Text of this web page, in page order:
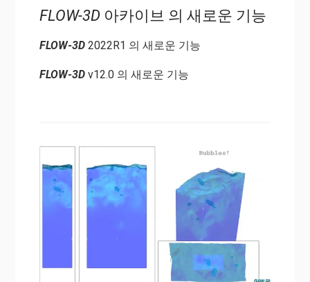
FLOW-3D 아카이브 의 새로운 기능
FLOW-3D2022R1 의 새로운 기능
FLOW-3Dv12.0 의 새로운 기능